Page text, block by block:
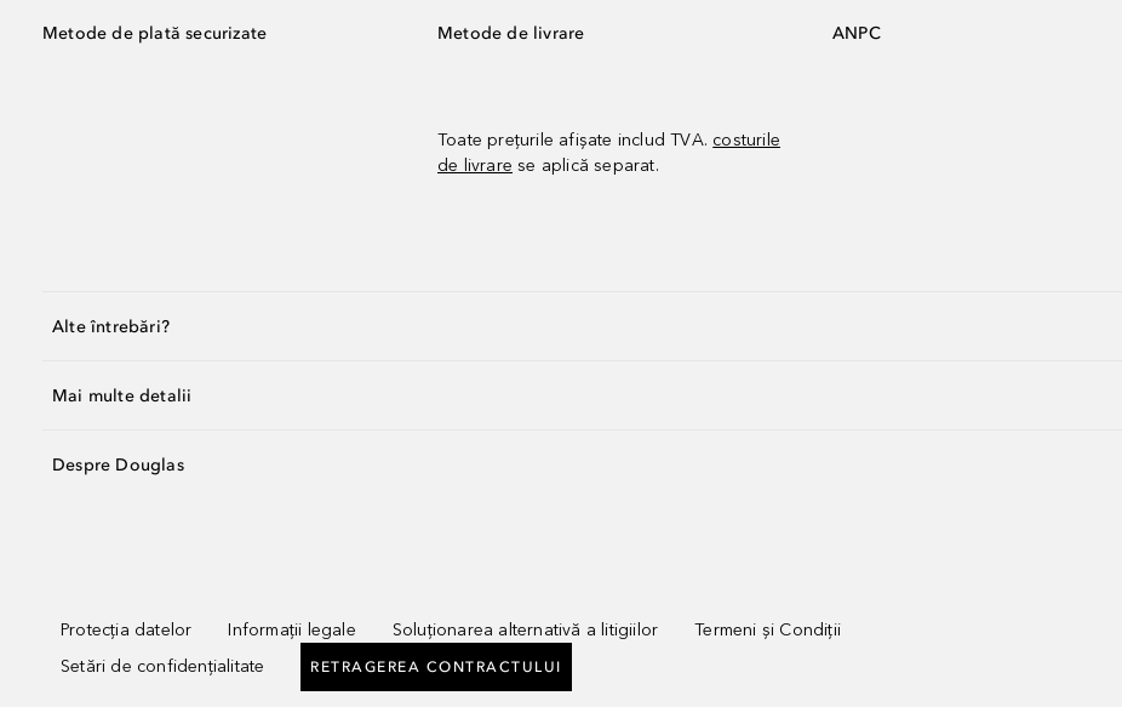
Metode de plată securizate Metode de livrare
Toate prețurile afișate includ TVA. costurile
de livrare se aplică separat.
ANPC
Alte întrebări?
Mai multe detalii
Despre Douglas
Protecția datelor Informații legale Soluționarea alternativă a litigiilor
Termeni și Condiții
Setări de confidențialitate
RETRAGEREA CONTRACTULUI